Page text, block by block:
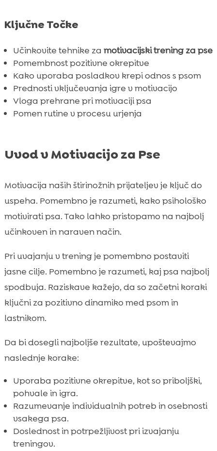
Motivacijske Metode glede na Pasmo
 Vloga Prehrane pri Motivaciji
 Motivacija s Pomočjo Športnih Aktivnosti
Zadnji Nasveti za Uspešne Motivacijske
Tehnike
Zaključek
Ključne Točke
Učinkovite tehnike za motivacijski trening za pse
Pomembnost pozitivne okrepitve
Kako uporaba posladkov krepi odnos s psom
Prednosti vključevanja igre v motivacijo
Vloga prehrane pri motivaciji psa
Pomen rutine v procesu urjenja
Uvod v Motivacijo za Pse
Motivacija naših štirinožnih prijateljev je ključ do
uspeha. Pomembno je razumeti, kako psihološko
motivirati psa. Tako lahko pristopamo na najbolj
učinkoven in naraven način.
Pri uvajanju v trening je pomembno postaviti
jasne cilje. Pomembno je razumeti, kaj psa najbolj
spodbuja. Raziskave kažejo, da so začetni koraki
ključni za pozitivno dinamiko med psom in
lastnikom.
Da bi dosegli najboljše rezultate, upoštevajmo
naslednje korake:
Uporaba pozitivne okrepitve, kot so priboljški,
pohvale in igra.
Razumevanje individualnih potreb in osebnosti
vsakega psa.
Doslednost in potrpežljivost pri izvajanju
treningov.